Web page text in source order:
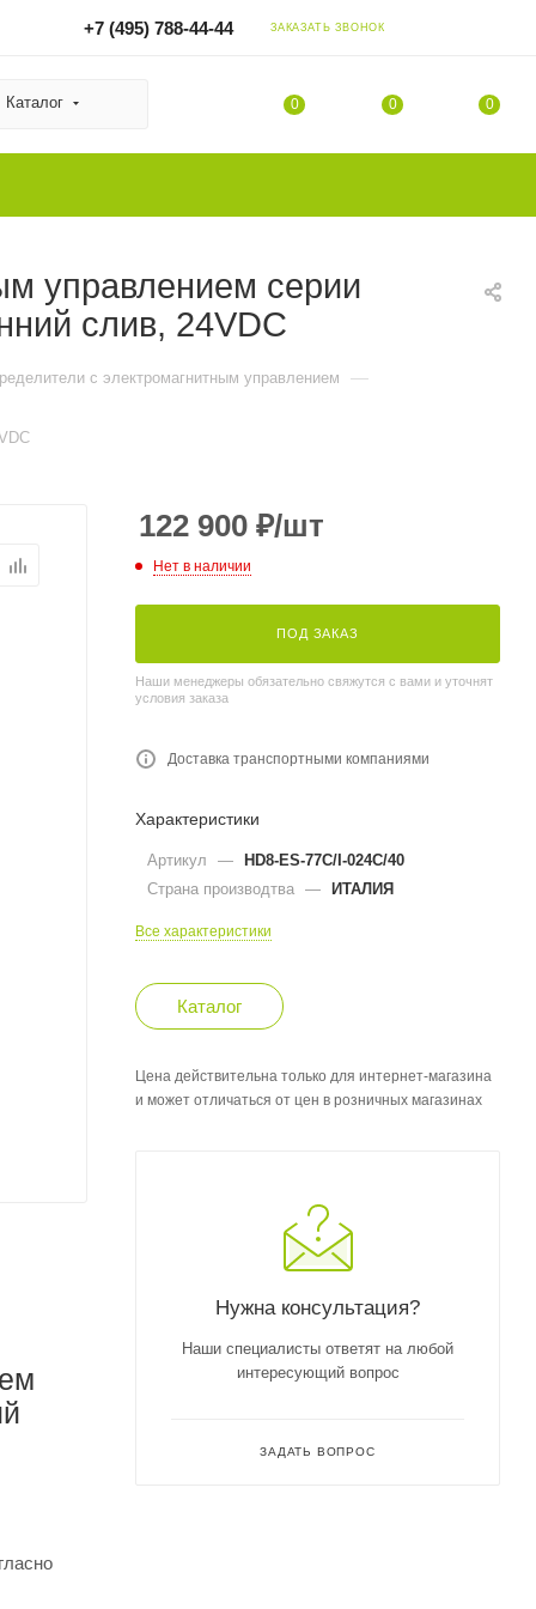
+7 (495) 788-44-44 ЗАКАЗАТЬ ЗВОНОК
Каталог 0 0 0
управлением серии
слив, 24VDC
с электромагнитным управлением —
122 900 ₽/шт
Нет в наличии
ПОД ЗАКАЗ
Наши менеджеры обязательно свяжутся с вами и уточнят
условия заказа
Доставка транспортными компаниями
Характеристики
Артикул — HD8-ES-77C/I-024C/40
Страна производтва — ИТАЛИЯ
Все характеристики
Каталог
Цена действительна только для интернет-магазина
и может отличаться от цен в розничных магазинах
Нужна консультация?
Наши специалисты ответят на любой
интересующий вопрос
ЗАДАТЬ ВОПРОС